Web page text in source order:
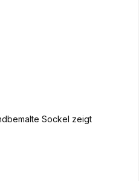
Sockel zeigt